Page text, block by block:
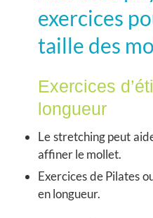
exercices
taille des
Exercices
longueur
Le stretching peut
affiner le mollet.
Exercices de Pilates
en longueur.